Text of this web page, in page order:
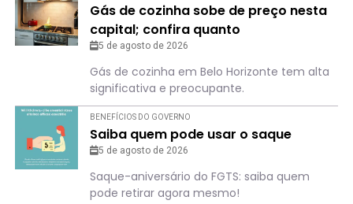
Gás de cozinha sobe de preço nesta
capital; confira quanto
5 de agosto de 2026
Gás de cozinha em Belo Horizonte tem alta
significativa e preocupante.
BENEFÍCIOS DO GOVERNO
Saiba quem pode usar o saque
5 de agosto de 2026
Saque-aniversário do FGTS: saiba quem
pode retirar agora mesmo!